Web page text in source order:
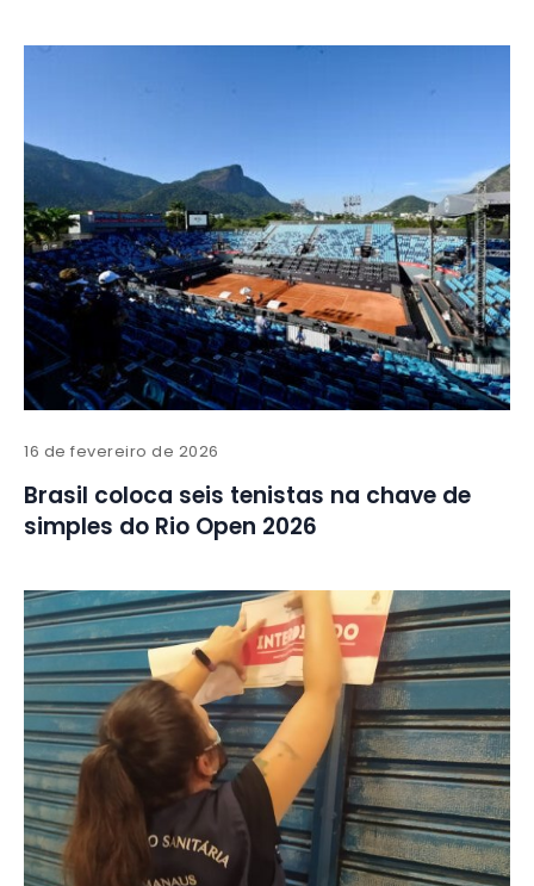
16 de fevereiro de 2026
Brasil coloca seis tenistas na chave de
simples do Rio Open 2026